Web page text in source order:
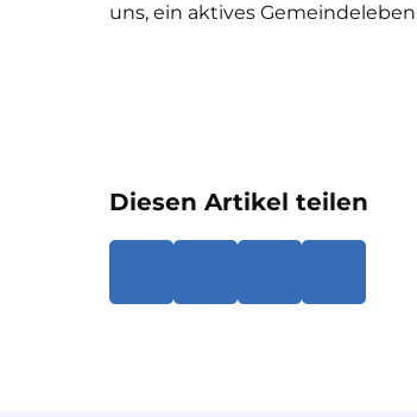
uns, ein aktives
Diesen Artikel teilen